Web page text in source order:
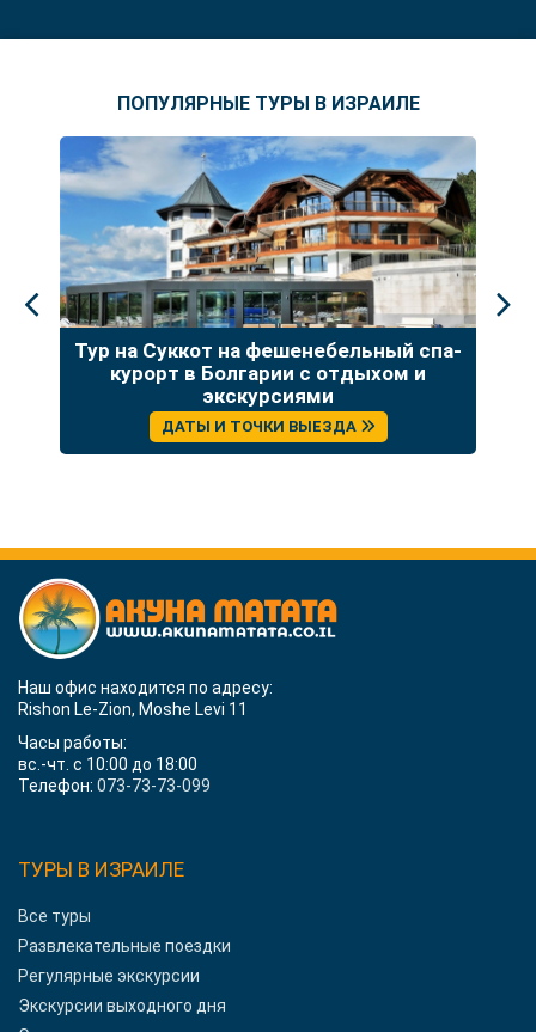
ПОПУЛЯРНЫЕ ТУРЫ В ИЗРАИЛЕ
Тур на Суккот на фешенебельный спа-
курорт в Болгарии с отдыхом и
экскурсиями
ДАТЫ И ТОЧКИ ВЫЕЗДА
Наш офис находится по адресу:
Rishon Le-Zion, Moshe Levi 11
Часы работы:
вс.-чт. с 10:00 до 18:00
Телефон: 073-73-73-099
ТУРЫ В ИЗРАИЛЕ
Все туры
Развлекательные поездки
Регулярные экскурсии
Экскурсии выходного дня